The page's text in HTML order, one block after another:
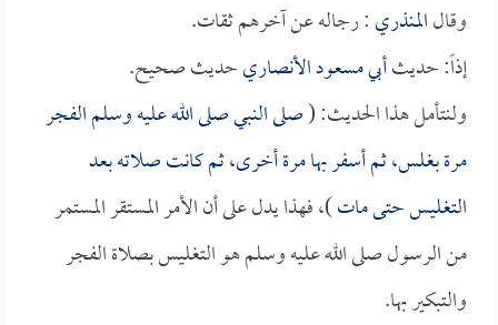
وقالالمنذري: رجاله عن آخرهم ثقات.
إذاً: حديثأبي مسعود الأنصاريحديث صحيح.
ولنتأمل هذا الحديث: (صلى النبي صلى الله عليه وسلم الفجر
مرة بغلس، ثم أسفر بها مرة أخرى، ثم كانت صلاته بعد
التغليس حتى مات)، فهذا يدل على أن الأمر المستقر المستمر
من الرسول صلى الله عليه وسلم هو التغليس بصلاة الفجر
والتبكير بها.